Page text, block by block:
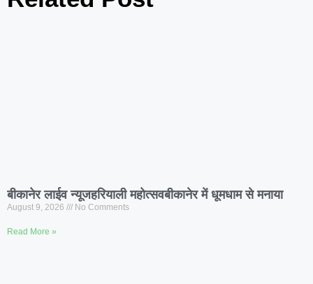
बीकानेर लाईव न्यूजहरियाली महोत्सवबीकानेर में धूमधाम से मनाया
August 9, 2026 No Comments
Read More »